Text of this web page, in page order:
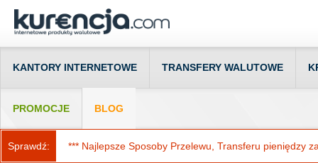
KANTORY INTERNETOWE TRANSFERY WALUTOWE
PROMOCJE BLOG
Sprawdź: *** Najlepsze Sposoby Przelewu, Transferu pieniędzy